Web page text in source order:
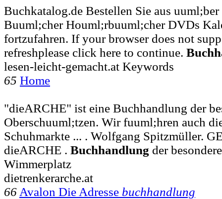
Buchkatalog.de Bestellen Sie aus
Buuml;cher Houml;rbuuml;cher DVDs
fortzufahren. If your browser does not
refreshplease click here to continue.
lesen-leicht-gemacht.at Keywords
65 Home
"dieARCHE" ist eine Buchhandlung der
Oberschuuml;tzen. Wir fuuml;hren auch
Schuhmarkte ... . Wolfgang Spitzmüller.
dieARCHE . Buchhandlung der
Wimmerplatz
dietrenkerarche.at
66 Avalon Die Adresse buchhandlung